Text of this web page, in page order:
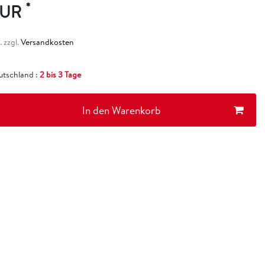
*
zzgl.Versandkosten
: 2 bis 3 Tage
In den Warenkorb